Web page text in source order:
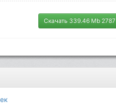
Скачать 339.46 Mb 2787